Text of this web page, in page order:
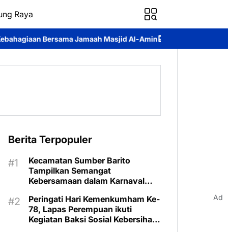
Raya
Masjid Al-Amin Pemkab Murung Raya Lepas
Berita Terpopuler
Kecamatan Sumber Barito
Tampilkan Semangat
Kebersamaan dalam Karnaval
Peringati Hari Kemenkumham Ke-
78, Lapas Perempuan ikuti
Kegiatan Baksi Sosial Kebersihan
Ad